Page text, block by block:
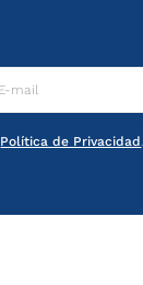
Política de Privacidad